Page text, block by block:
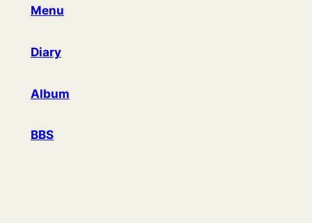
Menu
Diary
Album
BBS